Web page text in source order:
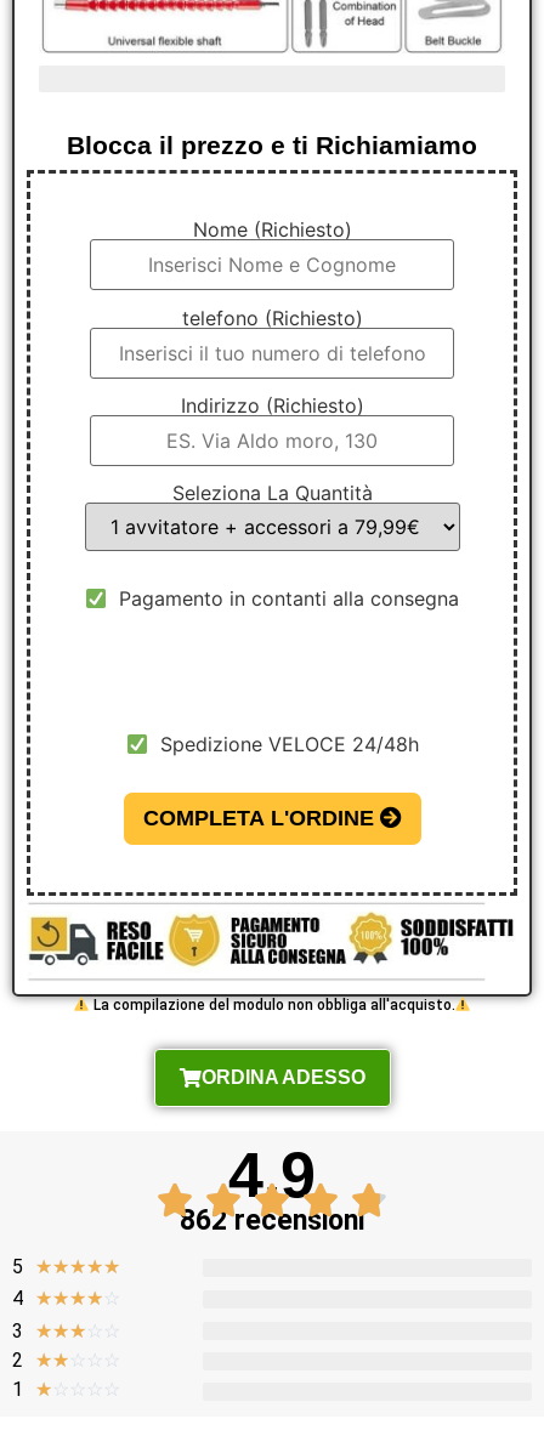
Blocca il prezzo e ti Richiamiamo
Nome (Richiesto)
telefono (Richiesto)
Indirizzo (Richiesto)
Seleziona La Quantità
Pagamento in contanti alla consegna
Spedizione VELOCE 24/48h
COMPLETA L'ORDINE
La compilazione del modulo non obbliga all'acquisto.
ORDINA ADESSO
4.9
862 recensioni
5 ★★★★★
4 ☆☆☆☆☆
3 ☆☆☆☆ ☆
2 ☆☆☆ ☆ ☆
1 ☆☆ ☆ ☆ ☆